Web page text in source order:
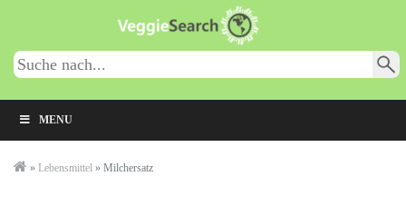
content
MENU
» Lebensmittel » Milchersatz